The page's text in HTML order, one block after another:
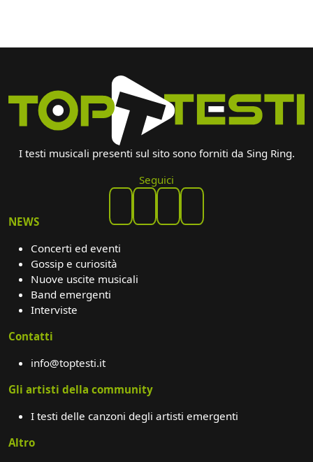
I testi musicali presenti sul sito sono forniti da Sing Ring.
Seguici
NEWS
Concerti ed eventi
Gossip e curiosità
Nuove uscite musicali
Band emergenti
Interviste
Contatti
info@toptesti.it
Gli artisti della community
I testi delle canzoni degli artisti emergenti
Altro